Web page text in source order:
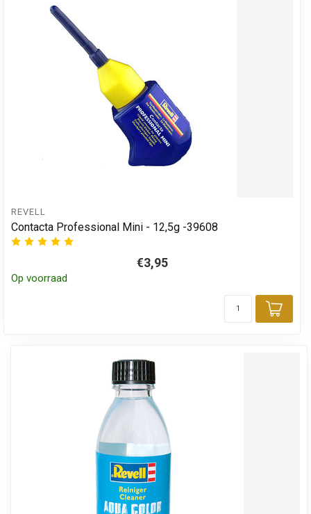
REVELL
Contacta Professional Mini - 12,5g -39608
€3,95
Op voorraad